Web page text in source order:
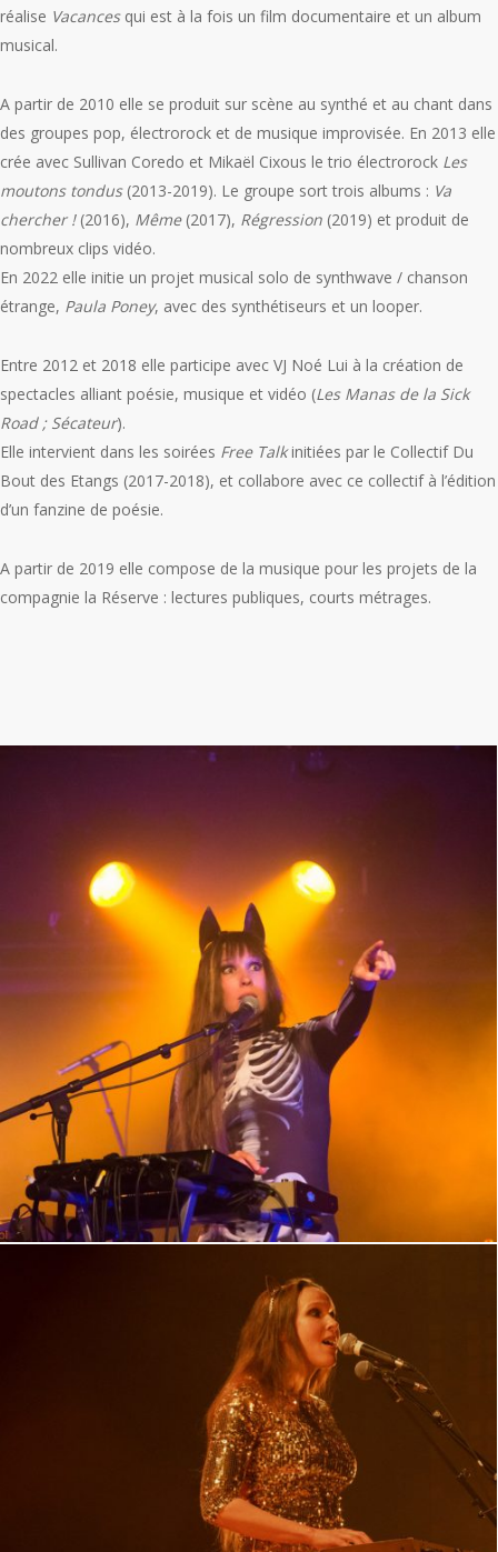
réalise Vacancesqui est à la fois un film documentaire et un album
musical.
A partir de 2010 elle se produit sur scène au synthé et au chant dans
des groupes pop, électrorock et de musique improvisée. En 2013 elle
crée avec Sullivan Coredo et Mikaël Cixous le trio électrorock Les
moutons tondus(2013-2019). Le groupe sort trois albums : Va
chercher !(2016), Même(2017), Régression (2019) et produit de
nombreux clips vidéo.
En 2022 elle initie un projet musical solo de synthwave / chanson
étrange, Paula Poney, avec des synthétiseurs et un looper.
Entre 2012 et 2018 elle participe avec VJ Noé Lui à la création de
spectacles alliant poésie, musique et vidéo (Les Manas de la Sick
Road; Sécateur).
Elle intervient dans les soirées Free Talkinitiées par le Collectif Du
Bout des Etangs (2017-2018), et collabore avec ce collectif à l’édition
d’un fanzine de poésie.
A partir de 2019 elle compose de la musique pour les projets de la
compagnie la Réserve : lectures publiques, courts métrages.